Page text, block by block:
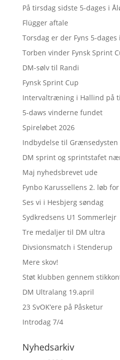
På tirsdag sidste 5-dages i
Flügger aftale
Torsdag er der Fyns 5-dages
Torben vinder Fynsk Sprint
DM-sølv til Randi
Fynsk Sprint Cup
Intervaltræning i Hallind på
5-daws vinderne fundet
Spireløbet 2026
Indbydelse til Grænsedysten
DM sprint og sprintstafet
Maj nyhedsbrevet ude
Fynbo Karussellens 2. løb
Ses vi i Hesbjerg søndag
Sydkredsens U1 Sommerlejr
Tre medaljer til DM ultra
Divsionsmatch i Stenderup
Mere skov!
Støt klubben gennem
DM Ultralang 19.april
23 SvOK’ere på Påsketur
Introdag 7/4
Nyhedsarkiv